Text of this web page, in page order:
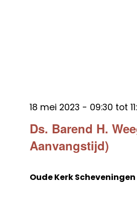
Ds. Barend H.
Aanvangstijd)
18 mei 2023 - 09:30 tot
Oude Kerk Scheveningen